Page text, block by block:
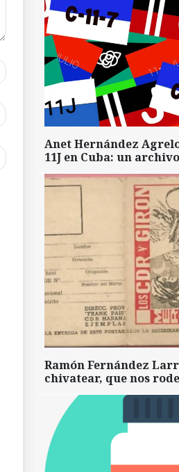
Anet Hernández
11J en Cuba: un
Ramón Fernández
chivatear, que nos